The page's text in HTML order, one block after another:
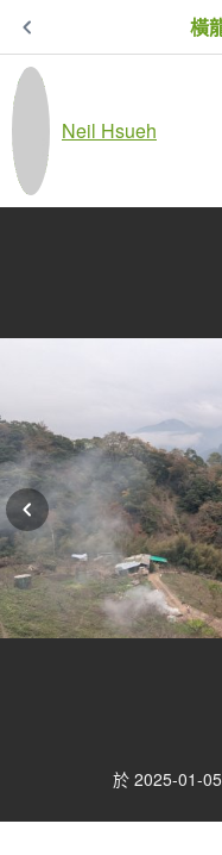
橫
Neil Hsueh
於 2025-01-